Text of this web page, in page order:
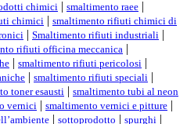
chimici | smaltimento raee |
chimici | smaltimento rifiuti chimici di
| Smaltimento rifiuti industriali |
rifiuti officina meccanica |
| smaltimento rifiuti pericolosi |
| smaltimento rifiuti speciali |
toner esausti | smaltimento tubi al neon
vernici | smaltimento vernici e pitture |
| sottoprodotto | spurghi |